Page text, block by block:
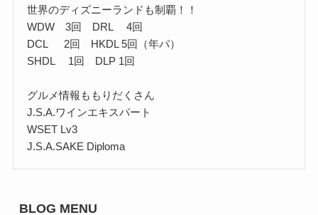
世界のディズニーランドも制覇！！
WDW 3回 DRL 4回
DCL 2回 HKDL 5回（年パ）
SHDL 1回 DLP 1回
グルメ情報ももりだくさん
J.S.A.ワインエキスパート
WSET Lv3
J.S.A.SAKE Diploma
BLOG MENU